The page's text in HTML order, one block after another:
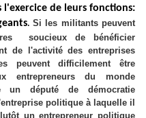
de leurs fonctions:
.Si les militants peuvent
soucieux de bénéficier
de l'activité des entreprises
peuvent difficilement être
entrepreneurs du monde
un député de démocratie
politique à laquelle il
un entrepreneur politique